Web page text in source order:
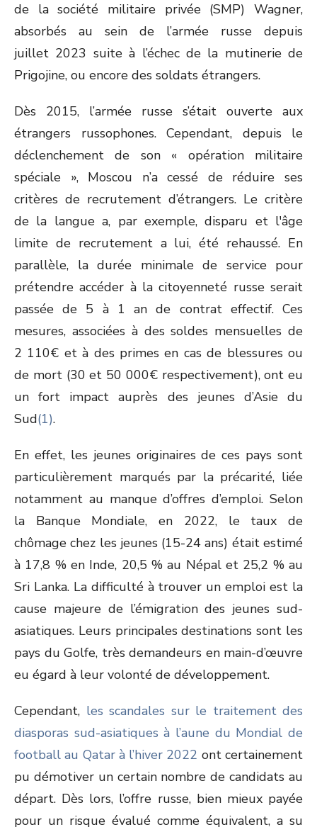
de la société militaire privée (SMP) Wagner,
absorbés au sein de l’armée russe depuis
juillet 2023 suite à l’échec de la mutinerie de
Prigojine, ou encore des soldats étrangers.
Dès 2015, l’armée russe s’était ouverte aux
étrangers russophones. Cependant, depuis le
déclenchement de son « opération militaire
spéciale », Moscou n’a cessé de réduire ses
critères de recrutement d’étrangers. Le critère
de la langue a, par exemple, disparu et l'âge
limite de recrutement a lui, été rehaussé. En
parallèle, la durée minimale de service pour
prétendre accéder à la citoyenneté russe serait
passée de 5 à 1 an de contrat effectif. Ces
mesures, associées à des soldes mensuelles de
2 110€ et à des primes en cas de blessures ou
de mort (30 et 50 000€ respectivement), ont eu
un fort impact auprès des jeunes d’Asie du
Sud(1).
En effet, les jeunes originaires de ces pays sont
particulièrement marqués par la précarité, liée
notamment au manque d’offres d’emploi. Selon
la Banque Mondiale, en 2022, le taux de
chômage chez les jeunes (15-24 ans) était estimé
à 17,8 % en Inde, 20,5 % au Népal et 25,2 % au
Sri Lanka. La difficulté à trouver un emploi est la
cause majeure de l’émigration des jeunes sud-
asiatiques. Leurs principales destinations sont les
pays du Golfe, très demandeurs en main-d’œuvre
eu égard à leur volonté de développement.
Cependant, les scandales sur le traitement des
diasporas sud-asiatiques à l’aune du Mondial de
football au Qatar à l’hiver 2022 ont certainement
pu démotiver un certain nombre de candidats au
départ. Dès lors, l’offre russe, bien mieux payée
pour un risque évalué comme équivalent, a su